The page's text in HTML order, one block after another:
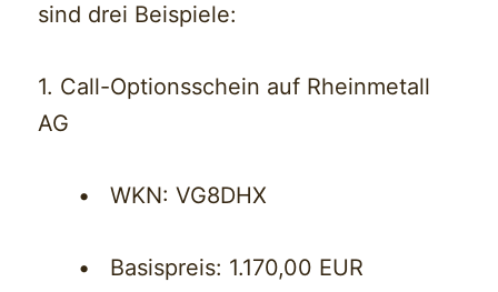
sind drei Beispiele:
1. Call-Optionsschein auf Rheinmetall
AG
• WKN: VG8DHX
• Basispreis: 1.170,00 EUR